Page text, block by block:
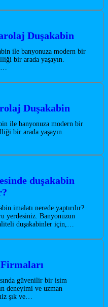
Duşakabin
ile banyonuza modern bir
bir arada yaşayın.
Duşakabin
ile banyonuza modern bir
bir arada yaşayın.
duşakabin
imalatı nerede yaptırılır?
yerdesiniz. Banyonuzun
duşakabinler için,…
güvenilir bir isim
deneyimi ve uzman
şık ve…